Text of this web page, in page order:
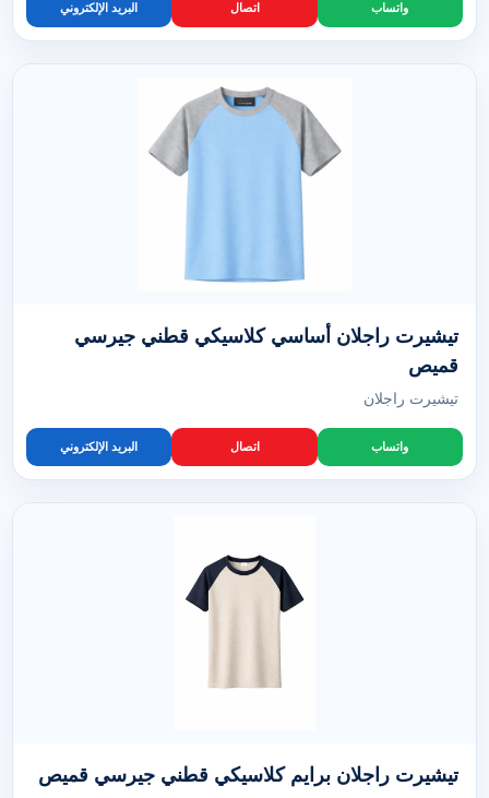
واتساب اتصال البريد الإلكتروني
تيشيرت راجلان أساسي كلاسيكي قطني جيرسي
قميص
تيشيرت راجلان
واتساب اتصال البريد الإلكتروني
تيشيرت راجلان برايم كلاسيكي قطني جيرسي قميص